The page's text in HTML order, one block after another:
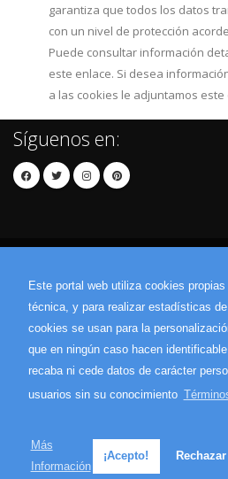
Este portal web utiliza cookies
técnica, y para realizar estadísticas
cookies se usan para la
que en ningún caso hacen
recaba ni cede datos de carácter
usuarios sin su conocimiento
Más
Información
¡Acepto! Rechazar
garantiza que todos los datos
con un nivel de protección
Puede consultar información
este enlace. Si desea
a las cookies le adjuntamos este
Síguenos en:
Contacto Aviso
Política de envíos
Política de